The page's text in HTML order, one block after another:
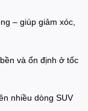
– giúp giảm xóc,
và ổn định ở tốc
nhiều dòng SUV